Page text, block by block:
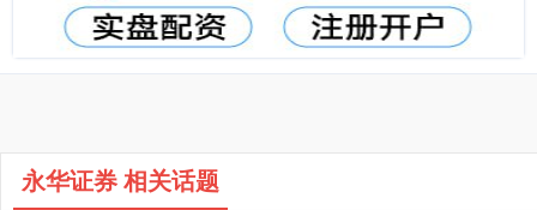
永华证券 相关话题